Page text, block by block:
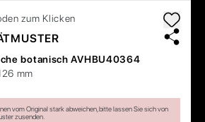
zum Klicken
botanisch AVHBU40364
mm
vom Original stark abweichen, bitte lassen Sie sich von
zusenden.